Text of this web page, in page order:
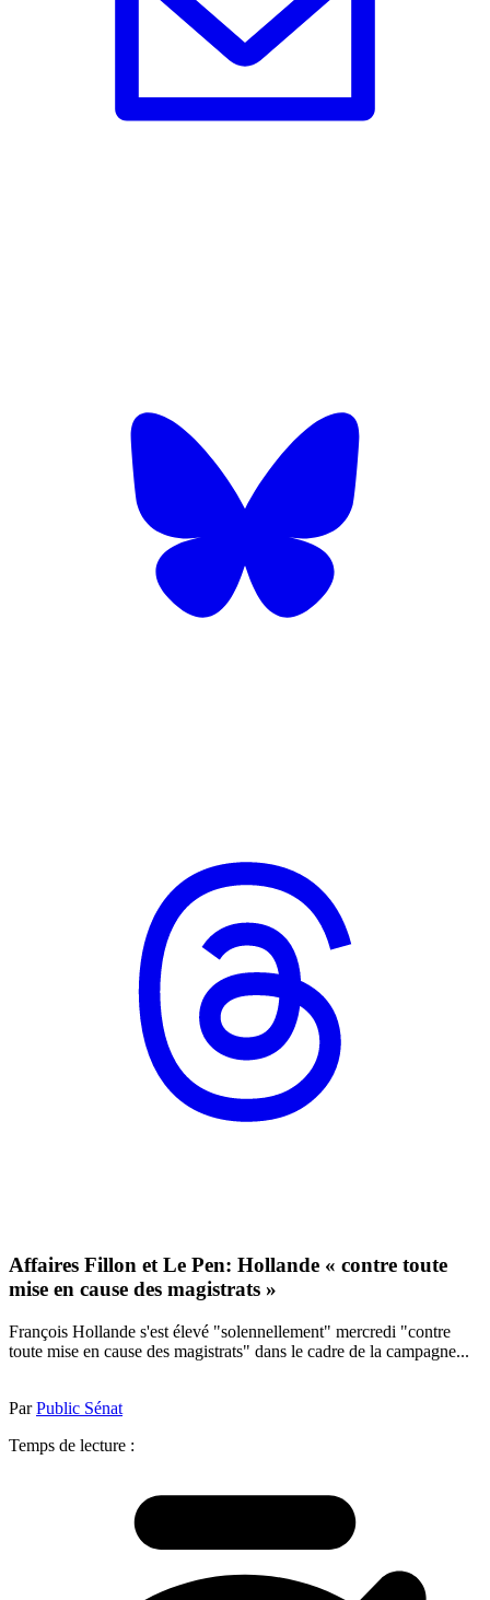
Affaires Fillon et Le Pen: Hollande « contre toute
mise en cause des magistrats »
François Hollande s'est élevé "solennellement" mercredi "contre
toute mise en cause des magistrats" dans le cadre de la campagne...
ParPublic Sénat
Temps de lecture :